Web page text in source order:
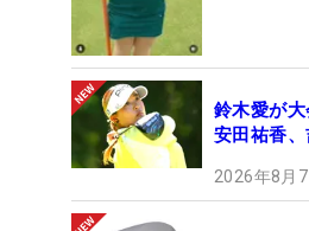
鈴木愛が
安田祐香
2026年8月